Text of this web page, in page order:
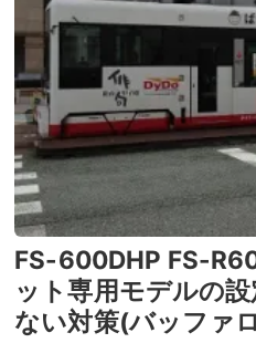
FS-600DHP FS-
ット専用モデルの
ない対策(バッファ